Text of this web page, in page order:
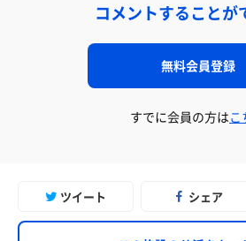
コメントすることが
無料会員登録
すでに会員の方はこ
ツイート シェア